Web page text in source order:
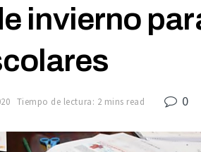
invierno
Tiempo de lectura: 2 mins read 0